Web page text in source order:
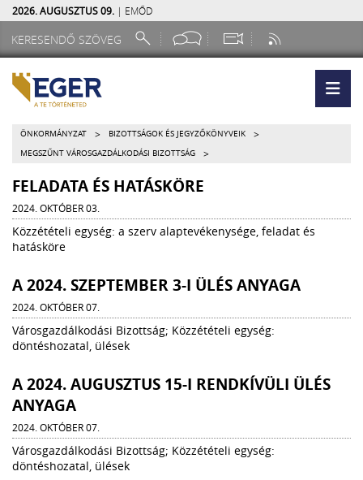
2026. AUGUSZTUS 09. | EMŐD
ÖNKORMÁNYZAT > BIZOTTSÁGOK ÉS JEGYZŐKÖNYVEIK >
MEGSZŰNT VÁROSGAZDÁLKODÁSI BIZOTTSÁG >
FELADATA ÉS HATÁSKÖRE
2024. OKTÓBER 03.
Közzétételi egység: a szerv alaptevékenysége, feladat és
hatásköre
A 2024. SZEPTEMBER 3-I ÜLÉS ANYAGA
2024. OKTÓBER 07.
Városgazdálkodási Bizottság; Közzétételi egység:
döntéshozatal, ülések
A 2024. AUGUSZTUS 15-I RENDKÍVÜLI ÜLÉS
ANYAGA
2024. OKTÓBER 07.
Városgazdálkodási Bizottság; Közzétételi egység:
döntéshozatal, ülések